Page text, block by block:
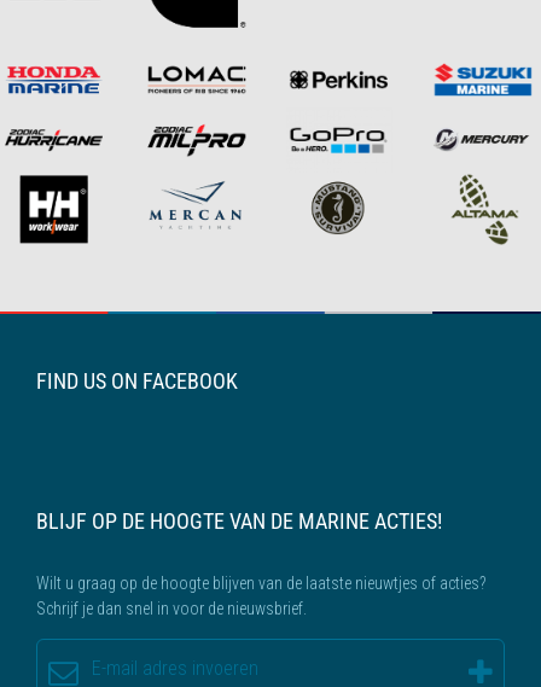
FIND US ON FACEBOOK
BLIJF OP DE HOOGTE VAN DE MARINE ACTIES!
Wilt u graag op de hoogte blijven van de laatste nieuwtjes of acties?
Schrijf je dan snel in voor de nieuwsbrief.